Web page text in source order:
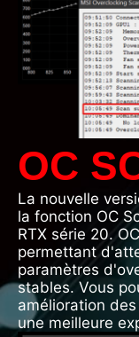
OC
La nouvelle
la fonction OC
RTX série 20.
permettant
paramètres
stables. Vous
amélioration
une meilleure